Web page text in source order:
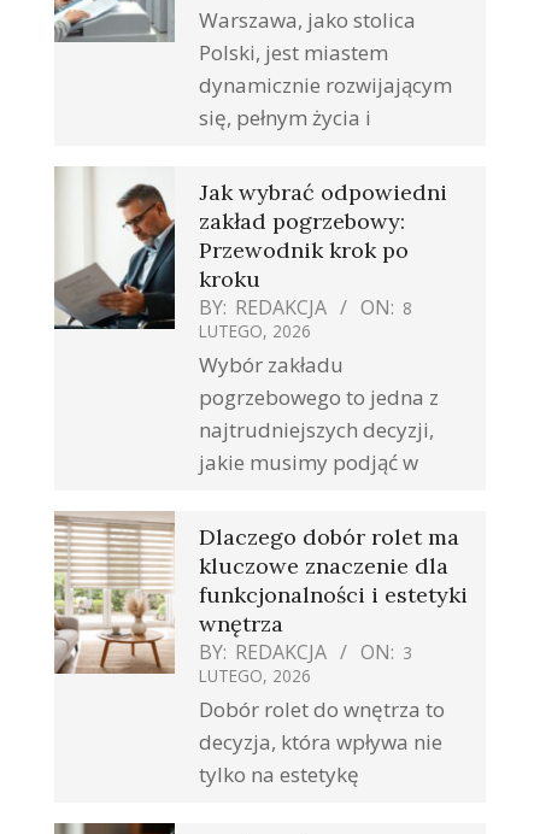
Warszawa, jako stolica
Polski, jest miastem
dynamicznie rozwijającym
się, pełnym życia i
Jak wybrać odpowiedni
zakład pogrzebowy:
Przewodnik krok po
kroku
BY: REDAKCJA ON: 8
LUTEGO, 2026
Wybór zakładu
pogrzebowego to jedna z
najtrudniejszych decyzji,
jakie musimy podjąć w
Dlaczego dobór rolet ma
kluczowe znaczenie dla
funkcjonalności i estetyki
wnętrza
BY: REDAKCJA ON: 3
LUTEGO, 2026
Dobór rolet do wnętrza to
decyzja, która wpływa nie
tylko na estetykę